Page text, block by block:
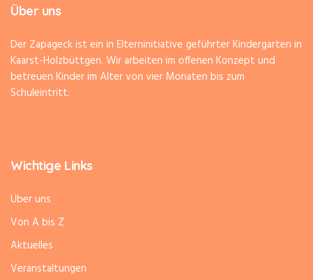
Über uns
Der Zapageck ist ein in Elterninitiative geführter Kindergarten in
Kaarst-Holzbüttgen. Wir arbeiten im offenen Konzept und
betreuen Kinder im Alter von vier Monaten bis zum
Schuleintritt.
Wichtige Links
Über uns
Von A bis Z
Aktuelles
Veranstaltungen